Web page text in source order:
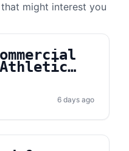
might interest you
Athletic
6 days ago